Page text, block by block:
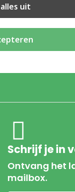
Schrijf je in
Ontvang het
mailbox.
uit